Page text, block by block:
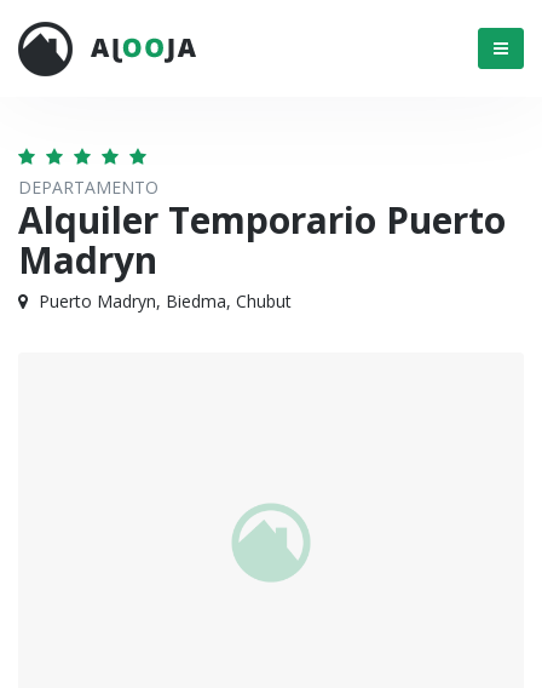
Menú
DEPARTAMENTO
Alquiler Temporario Puerto
Madryn
Puerto Madryn, Biedma, Chubut